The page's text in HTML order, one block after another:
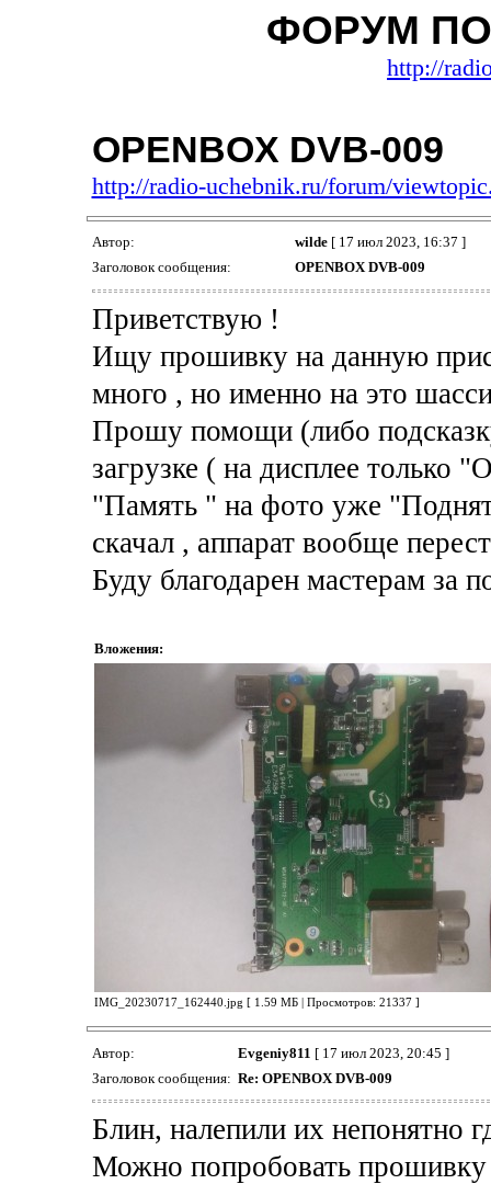
ФОРУМ
http://
OPENBOX DVB-009
http://radio-uchebnik.ru/forum/
Автор: wilde[ 17 июл 2023, 16:37 ]
Заголовок сообщения:
OPENBOX DVB-009
Приветствую !
Ищу прошивку на данную
много , но именно на это
Прошу помощи (либо
загрузке ( на дисплее только
"Память " на фото уже
скачал , аппарат вообще
Буду благодарен мастерам за
Вложения:
IMG_20230717_162440.jpg [ 1.59 МБ | Просмотров: 21337 ]
Автор: Evgeniy811 [ 17 июл 2023, 20:45 ]
Заголовок сообщения: Re: OPENBOX DVB-009
Блин, налепили их непонятно
Можно попробовать прошивку